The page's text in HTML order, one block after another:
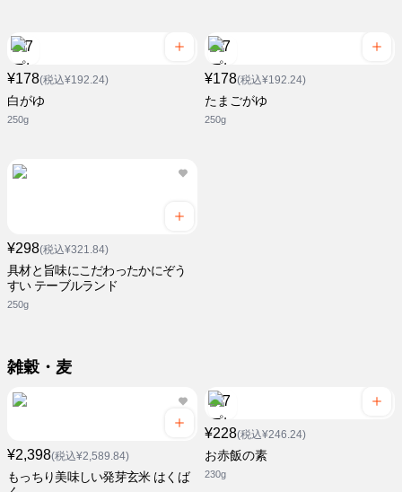
¥178(税込¥192.24)
白がゆ
250g
¥178(税込¥192.24)
たまごがゆ
250g
¥298(税込¥321.84)
具材と旨味にこだわったかにぞう
すい テーブルランド
250g
雑穀・麦
¥2,398(税込¥2,589.84)
もっちり美味しい発芽玄米 はくば
¥228(税込¥246.24)
お赤飯の素
230g